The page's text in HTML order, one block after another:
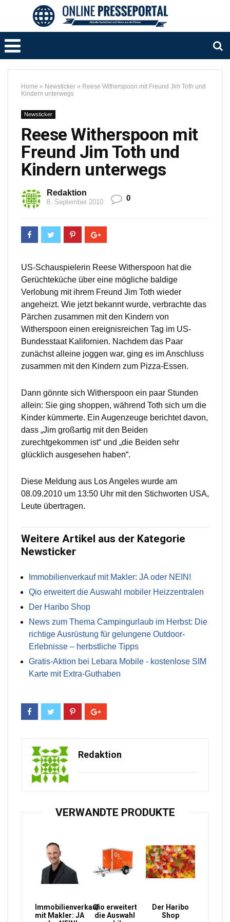
Home » Newsticker » Reese Witherspoon mit Freund Jim Toth und
Kindern unterwegs
Newsticker
Reese Witherspoon mit
Freund Jim Toth und
Kindern unterwegs
Redaktion
8. September 2010 0
US-Schauspielerin Reese Witherspoon hat die
Gerüchteküche über eine mögliche baldige
Verlobung mit ihrem Freund Jim Toth wieder
angeheizt. Wie jetzt bekannt wurde, verbrachte das
Pärchen zusammen mit den Kindern von
Witherspoon einen ereignisreichen Tag im US-
Bundesstaat Kalifornien. Nachdem das Paar
zunächst alleine joggen war, ging es im Anschluss
zusammen mit den Kindern zum Pizza-Essen.
Dann gönnte sich Witherspoon ein paar Stunden
allein: Sie ging shoppen, während Toth sich um die
Kinder kümmerte. Ein Augenzeuge berichtet davon,
dass „Jim großartig mit den Beiden
zurechtgekommen ist“ und „die Beiden sehr
glücklich ausgesehen haben“.
Diese Meldung aus Los Angeles wurde am
08.09.2010 um 13:50 Uhr mit den Stichworten USA,
Leute übertragen.
Weitere Artikel aus der Kategorie
Newsticker
Immobilienverkauf mit Makler: JA oder NEIN!
Qio erweitert die Auswahl mobiler Heizzentralen
Der Haribo Shop
News zum Thema Campingurlaub im Herbst: Die
richtige Ausrüstung für gelungene Outdoor-
Erlebnisse – herbstliche Tipps
Gratis-Aktion bei Lebara Mobile - kostenlose SIM
Karte mit Extra-Guthaben
Redaktion
VERWANDTE PRODUKTE
Immobilienverkauf
mit Makler: JA
Qio erweitert
die Auswahl
Der Haribo
Shop